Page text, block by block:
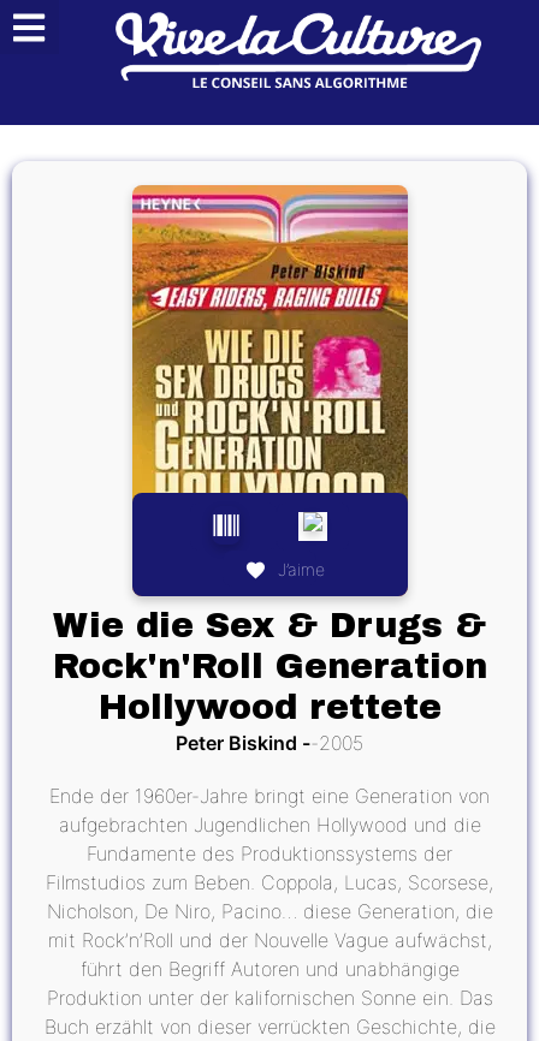
J’aime
Wie die Sex & Drugs &
Rock'n'Roll Generation
Hollywood rettete
Peter Biskind 2005
Ende der 1960er-Jahre bringt eine Generation von
aufgebrachten Jugendlichen Hollywood und die
Fundamente des Produktionssystems der
Filmstudios zum Beben. Coppola, Lucas, Scorsese,
Nicholson, De Niro, Pacino… diese Generation, die
mit Rock’n’Roll und der Nouvelle Vague aufwächst,
führt den Begriff Autoren und unabhängige
Produktion unter der kalifornischen Sonne ein. Das
Buch erzählt von dieser verrückten Geschichte, die